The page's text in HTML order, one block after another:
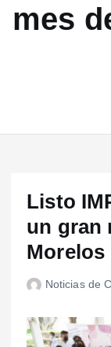
mes
Listo
un gran
Morelos
Noticias de